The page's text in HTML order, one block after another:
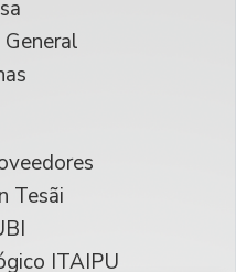
Tesãi
ITAIPU